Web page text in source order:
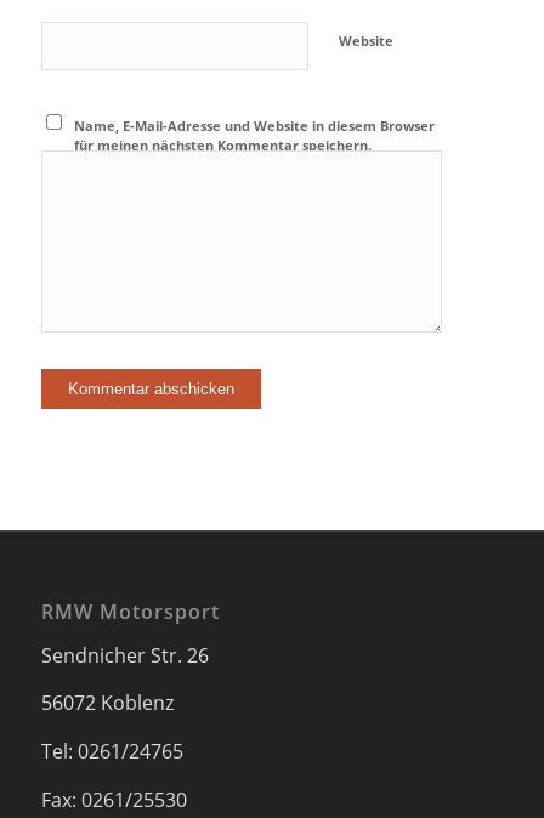
Website
Name, E-Mail-Adresse und Website in diesem Browser
für meinen nächsten Kommentar speichern.
RMW Motorsport
Sendnicher Str. 26
56072 Koblenz
Tel: 0261/24765
Fax: 0261/25530